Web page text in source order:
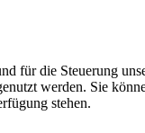
für die Steuerung
werden. Sie
stehen.